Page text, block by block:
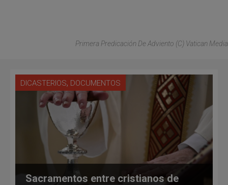
Primera Predicación De Adviento (C) Vatican Media
DICASTERIOS, DOCUMENTOS
Sacramentos entre cristianos de